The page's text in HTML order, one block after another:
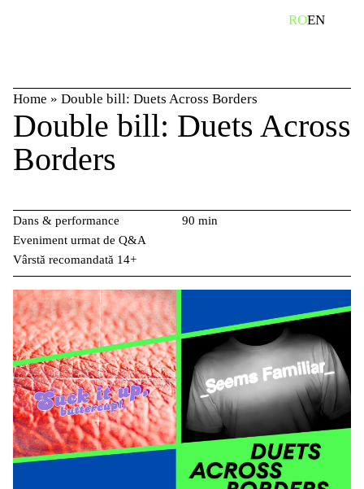
ROEN
Home » Double bill: Duets Across Borders
Double bill: Duets Across
Borders
Dans & performance
Eveniment urmat de Q&A
Vârstă recomandată 14+
90 min